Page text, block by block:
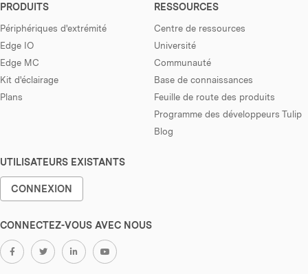
PRODUITS
Périphériques d'extrémité
Edge IO
Edge MC
Kit d'éclairage
Plans
RESSOURCES
Centre de ressources
Université
Communauté
Base de connaissances
Feuille de route des produits
Programme des développeurs Tulip
Blog
UTILISATEURS EXISTANTS
CONNEXION
CONNECTEZ-VOUS AVEC NOUS